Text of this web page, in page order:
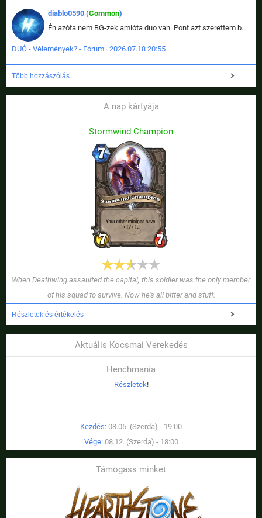
diablo0590 (Common)
Én azóta nem BG-zek amióta duo van. Pont azt szerettem benne, hogy rajtam múlik mi történik, nem pedig a társamon. Kérem vissza a régi BG-t :D
DUÓ - Vélemények? - Fórum · 2026.07.18 20:55
Több hozzászólás
A nap kártyája
Stormwind Champion
When Deathwing assaulted the capital, this soldier was the only member
of his squad to survive. Now he's all bitter and stuff.
Részletek és értékelés
Aktuális Kocsmai Verekedés
Henchmania
Részletek!
Kezdés: 08.05. (Szerda) - 19:00
Vége: 08.12. (Szerda) - 18:00
Támogass minket